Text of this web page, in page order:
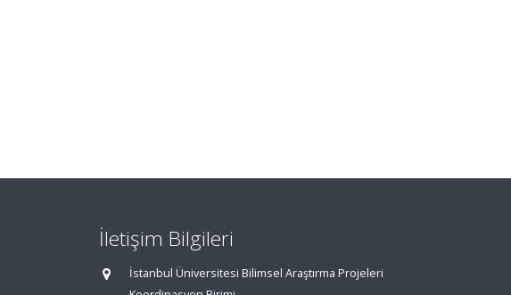
İletişim Bilgileri
İstanbul Üniversitesi Bilimsel Araştırma Projeleri